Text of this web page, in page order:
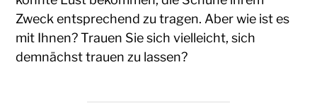
Zweck entsprechend zu tragen. Aber wie ist es
mit Ihnen? Trauen Sie sich vielleicht, sich
demnächst trauen zu lassen?